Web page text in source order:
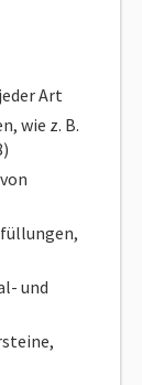
Art
wie z. B.
und